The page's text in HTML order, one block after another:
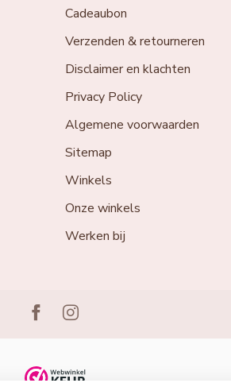
Cadeaubon
Verzenden & retourneren
Disclaimer en klachten
Privacy Policy
Algemene voorwaarden
Sitemap
Winkels
Onze winkels
Werken bij